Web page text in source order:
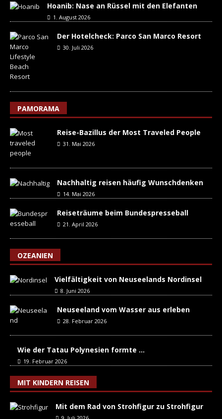
Hoanib: Nase an Rüssel mit den Elefanten
1. August 2026
Der Hotelcheck: Parco San Marco Resort
30. Juli 2026
PAMORAMA
Reise-Bazillus der Most Traveled People
31. Mai 2026
Nachhaltig reisen häufig Wunschdenken
14. Mai 2026
Reiseträume beim Bundespresseball
21. April 2026
OZEANIEN
Vielfältigkeit von Neuseelands Nordinsel
8. Juni 2026
Neuseeland vom Wasser aus erleben
28. Februar 2026
Wie der Tatau Polynesien formte …
19. Februar 2026
MIT KINDERN REISEN
Mit dem Rad von Strohfigur zu Strohfigur